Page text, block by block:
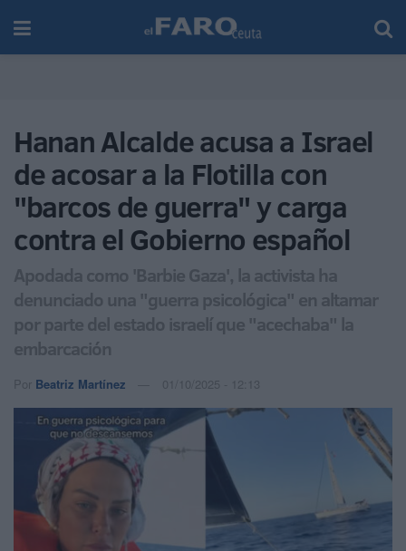
Hanan Alcalde acusa a Israel
de acosar a la Flotilla con
"barcos de guerra" y carga
contra el Gobierno español
Apodada como 'Barbie Gaza', la activista ha
denunciado una "guerra psicológica" en altamar
por parte del estado israelí que "acechaba" la
embarcación
Por Beatriz Martínez 01/10/2025 - 12:13